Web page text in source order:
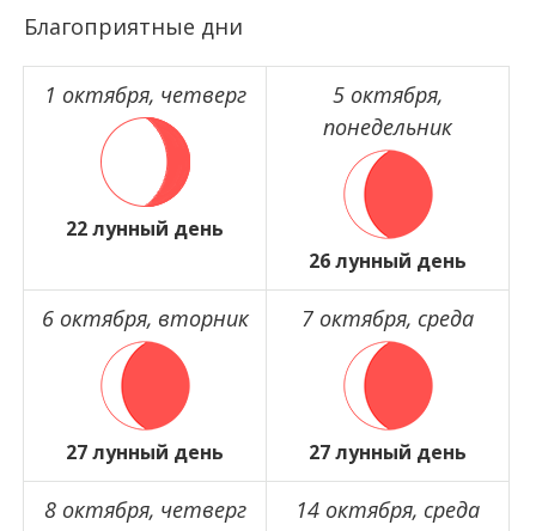
Благоприятные дни
1 октября, четверг
22 лунный день
5 октября,
понедельник
26 лунный день
6 октября, вторник
27 лунный день
7 октября, среда
27 лунный день
8 октября, четверг 14 октября, среда